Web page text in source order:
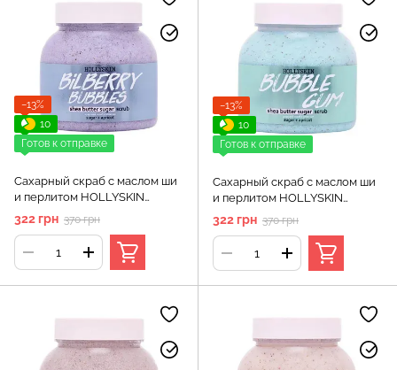
−13%
10
Готов к отправке
Сахарный скраб с маслом ши
и перлитом HOLLYSKIN
Bilberry Bubbles
322 грн 370 грн
−13%
10
Готов к отправке
Сахарный скраб с маслом ши
и перлитом HOLLYSKIN
Bubble Gum
322 грн 370 грн